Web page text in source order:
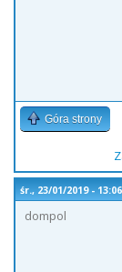
Góra strony
śr., 23/01/2019 - 13:06
dompol